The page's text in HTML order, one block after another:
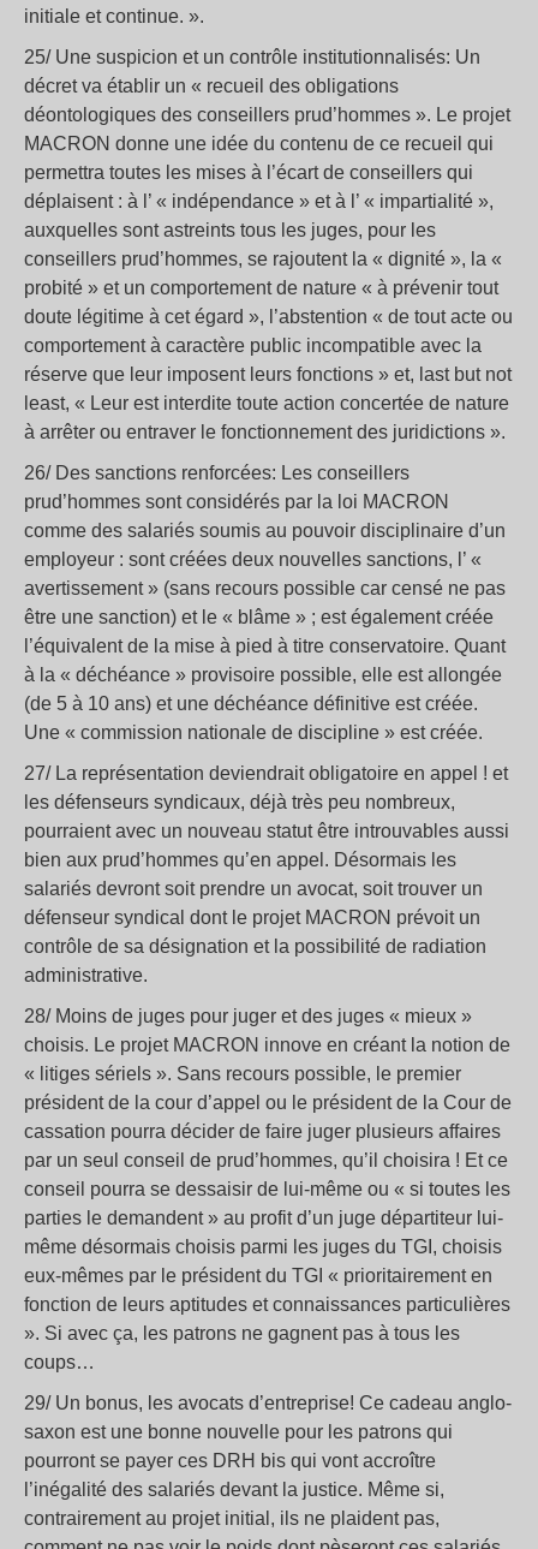
initiale et continue. ».
25/ Une suspicion et un contrôle institutionnalisés: Un
décret va établir un « recueil des obligations
déontologiques des conseillers prud’hommes ». Le projet
MACRON donne une idée du contenu de ce recueil qui
permettra toutes les mises à l’écart de conseillers qui
déplaisent : à l’ « indépendance » et à l’ « impartialité »,
auxquelles sont astreints tous les juges, pour les
conseillers prud’hommes, se rajoutent la « dignité », la «
probité » et un comportement de nature « à prévenir tout
doute légitime à cet égard », l’abstention « de tout acte ou
comportement à caractère public incompatible avec la
réserve que leur imposent leurs fonctions » et, last but not
least, « Leur est interdite toute action concertée de nature
à arrêter ou entraver le fonctionnement des juridictions ».
26/ Des sanctions renforcées: Les conseillers
prud’hommes sont considérés par la loi MACRON
comme des salariés soumis au pouvoir disciplinaire d’un
employeur : sont créées deux nouvelles sanctions, l’ «
avertissement » (sans recours possible car censé ne pas
être une sanction) et le « blâme » ; est également créée
l’équivalent de la mise à pied à titre conservatoire. Quant
à la « déchéance » provisoire possible, elle est allongée
(de 5 à 10 ans) et une déchéance définitive est créée.
Une « commission nationale de discipline » est créée.
27/ La représentation deviendrait obligatoire en appel ! et
les défenseurs syndicaux, déjà très peu nombreux,
pourraient avec un nouveau statut être introuvables aussi
bien aux prud’hommes qu’en appel. Désormais les
salariés devront soit prendre un avocat, soit trouver un
défenseur syndical dont le projet MACRON prévoit un
contrôle de sa désignation et la possibilité de radiation
administrative.
28/ Moins de juges pour juger et des juges « mieux »
choisis. Le projet MACRON innove en créant la notion de
« litiges sériels ». Sans recours possible, le premier
président de la cour d’appel ou le président de la Cour de
cassation pourra décider de faire juger plusieurs affaires
par un seul conseil de prud’hommes, qu’il choisira ! Et ce
conseil pourra se dessaisir de lui-même ou « si toutes les
parties le demandent » au profit d’un juge départiteur lui-
même désormais choisis parmi les juges du TGI, choisis
eux-mêmes par le président du TGI « prioritairement en
fonction de leurs aptitudes et connaissances particulières
». Si avec ça, les patrons ne gagnent pas à tous les
coups…
29/ Un bonus, les avocats d’entreprise! Ce cadeau anglo-
saxon est une bonne nouvelle pour les patrons qui
pourront se payer ces DRH bis qui vont accroître
l’inégalité des salariés devant la justice. Même si,
contrairement au projet initial, ils ne plaident pas,